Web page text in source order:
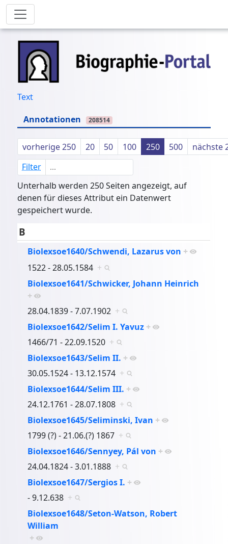
Text
Annotationen
208514
vorherige 250 20 50 100 250 500
nächste
Filter
Unterhalb werden 250 Seiten angezeigt, auf
denen für dieses Attribut ein Datenwert
gespeichert wurde.
B
Biolexsoe1640/Schwendi, Lazarus von +
1522 - 28.05.1584 +
Biolexsoe1641/Schwicker, Johann Heinrich
+
28.04.1839 - 7.07.1902 +
Biolexsoe1642/Selim I. Yavuz +
1466/71 - 22.09.1520 +
Biolexsoe1643/Selim II. +
30.05.1524 - 13.12.1574 +
Biolexsoe1644/Selim III. +
24.12.1761 - 28.07.1808 +
Biolexsoe1645/Seliminski, Ivan +
1799 (?) - 21.06.(?) 1867 +
Biolexsoe1646/Sennyey, Pál von +
24.04.1824 - 3.01.1888 +
Biolexsoe1647/Sergios I. +
- 9.12.638 +
Biolexsoe1648/Seton-Watson, Robert
William
+